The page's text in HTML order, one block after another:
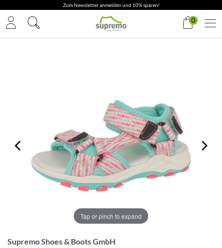
Zum Newsletter anmelden und 10% sparen!
0
Tap or pinch to expand
Supremo Shoes & Boots GmbH